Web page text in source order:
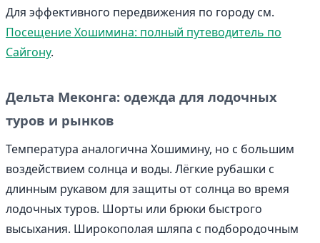
Для эффективного передвижения по городу см.
Посещение Хошимина: полный путеводитель по
Сайгону.
Дельта Меконга: одежда для лодочных
туров и рынков
Температура аналогична Хошимину, но с большим
воздействием солнца и воды. Лёгкие рубашки с
длинным рукавом для защиты от солнца во время
лодочных туров. Шорты или брюки быстрого
высыхания. Широкополая шляпа с подбородочным